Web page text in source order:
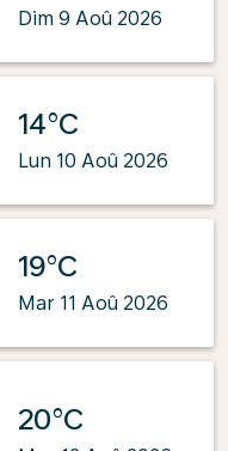
Dim 9 Aoû 2026
14°C
Lun 10 Aoû 2026
19°C
Mar 11 Aoû 2026
20°C